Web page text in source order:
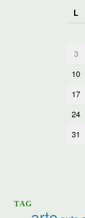
L
3
10
17
24
31
TAG